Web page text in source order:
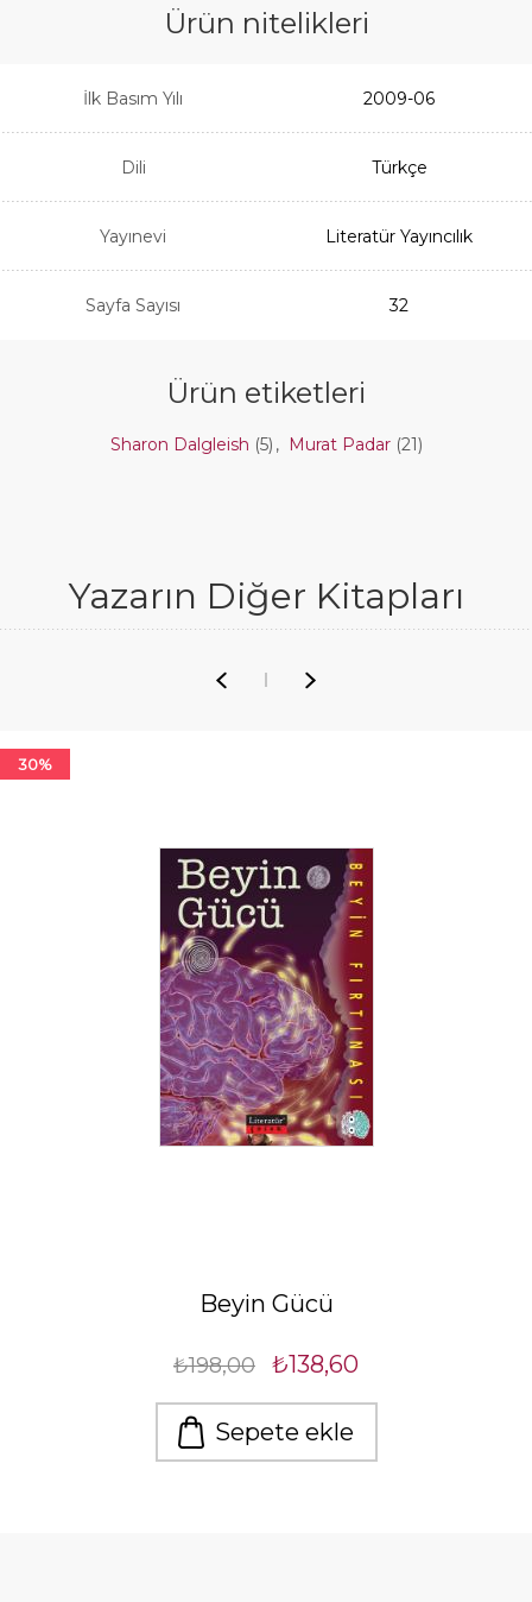
Ürün nitelikleri
İlk Basım Yılı 2009-06
Dili Türkçe
Yayınevi Literatür Yayıncılık
Sayfa Sayısı 32
Ürün etiketleri
Sharon Dalgleish (5) , Murat Padar (21)
Yazarın Diğer Kitapları
30%
Beyin Gücü
₺198,00 ₺138,60
Sepete ekle